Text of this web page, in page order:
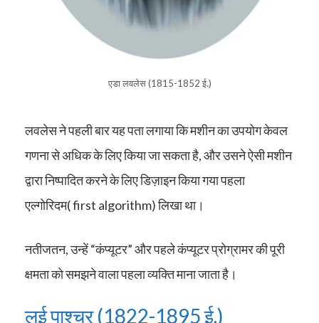
एडा लवलेस (1815-1852 ई.)
लवलेस ने पहली बार यह पता लगाया कि मशीन का उपयोग केवल
गणना से अधिक के लिए किया जा सकता है, और उसने ऐसी मशीन
द्वारा निष्पादित करने के लिए डिज़ाइन किया गया पहला
एल्गोरिदम( first algorithm) लिखा था।
नतीजतन, उन्हें “कंप्यूटर” और पहले कंप्यूटर प्रोग्रामर की पूरी
क्षमता को समझने वाला पहला व्यक्ति माना जाता है।
लुई पाश्चर (1822-1895 ई.)